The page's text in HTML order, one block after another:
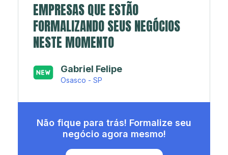
EMPRESAS QUE ESTÃO
FORMALIZANDO SEUS NEGÓCIOS
NESTE MOMENTO
Japa’s açaí e sorveteria
Rio de Janeiro - RJ
Não fique para trás! Formalize seu
negócio agora mesmo!